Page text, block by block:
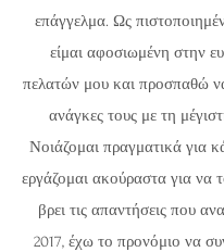
επάγγελμα. Ως
είμαι αφοσιωμένη στην
πελατών μου και προσπαθώ
ανάγκες τους με τη
Νοιάζομαι πραγματικά για
εργάζομαι ακούραστα για να
βρει τις απαντήσεις που
2017, έχω το προνόμιο να